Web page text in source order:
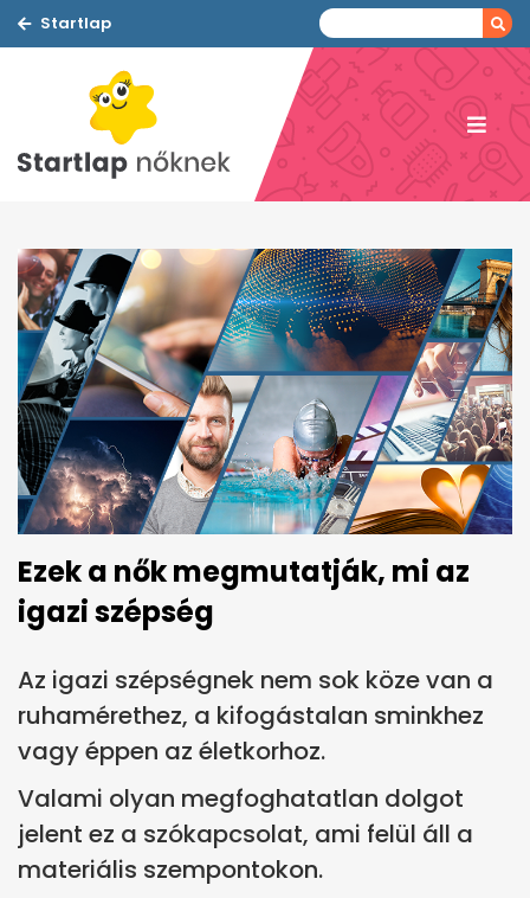
Startlap
Ezek a nők megmutatják, mi az
igazi szépség
Az igazi szépségnek nem sok köze van a
ruhamérethez, a kifogástalan sminkhez
vagy éppen az életkorhoz.
Valami olyan megfoghatatlan dolgot
jelent ez a szókapcsolat, ami felül áll a
materiális szempontokon.